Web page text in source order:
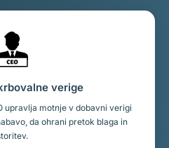
verige
upravlja motnje v dobavni verigi
da ohrani pretok blaga in